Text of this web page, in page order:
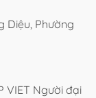
Diệu, Phường
VIET Người đại